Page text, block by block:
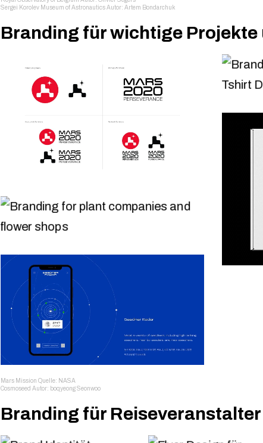
Sergei Korolev Museum of Astronautics Autor: Artem Bondarchuk
Branding für wichtige Projekte
Mars Mission Quelle: NASA
Cosmoseed Autor: boqyeong Seonwoo
Branding für